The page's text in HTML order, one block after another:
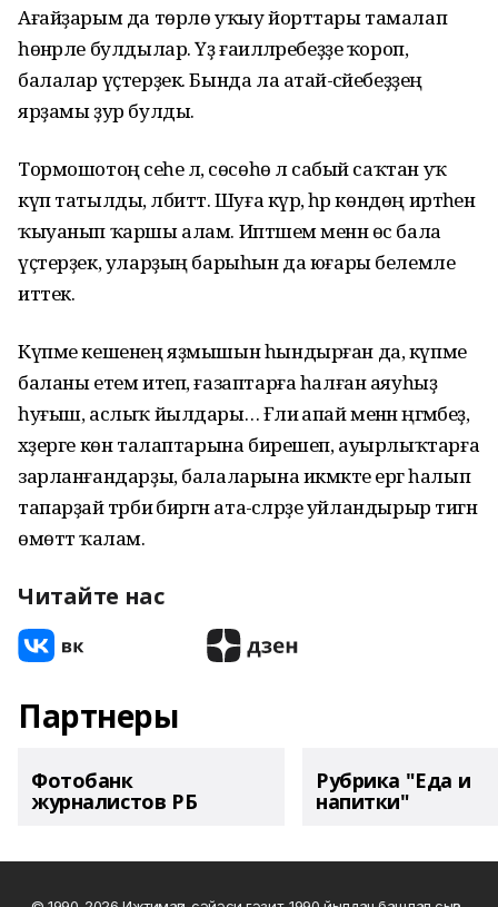
Ағайҙарым да төрлө уҡыу йорттары тамалап
һөнәрле булдылар. Үҙ ғаиләләребеҙҙе ҡороп,
балалар үҫтерҙек. Бында ла атай-әсәйебеҙҙең
ярҙамы ҙур булды.
Тормошотоң әсеһе лә, сөсөһө лә сабый саҡтан уҡ
күп татылды, әлбиттә. Шуға күрә, һәр көндөң иртәһен
ҡыуанып ҡаршы алам. Иптәшем менән өс бала
үҫтерҙек, уларҙың барыһын да юғары белемле
иттек.
Күпме кешенең яҙмышын һындырған да, күпме
баланы етем итеп, ғазаптарға һалған аяуһыҙ
һуғыш, аслыҡ йылдары… Ғәлиә апай менән әңгәмәбеҙ,
хәҙерге көн талаптарына бирешеп, ауырлыҡтарға
зарланғандарҙы, балаларына икмәкте ергә һалып
тапарҙай тәрбиә биргән ата-әсәләрҙе уйландырыр тигән
өмөттә ҡалам.
Читайте нас
Партнеры
Фотобанк
журналистов РБ
Рубрика "Еда и
напитки"